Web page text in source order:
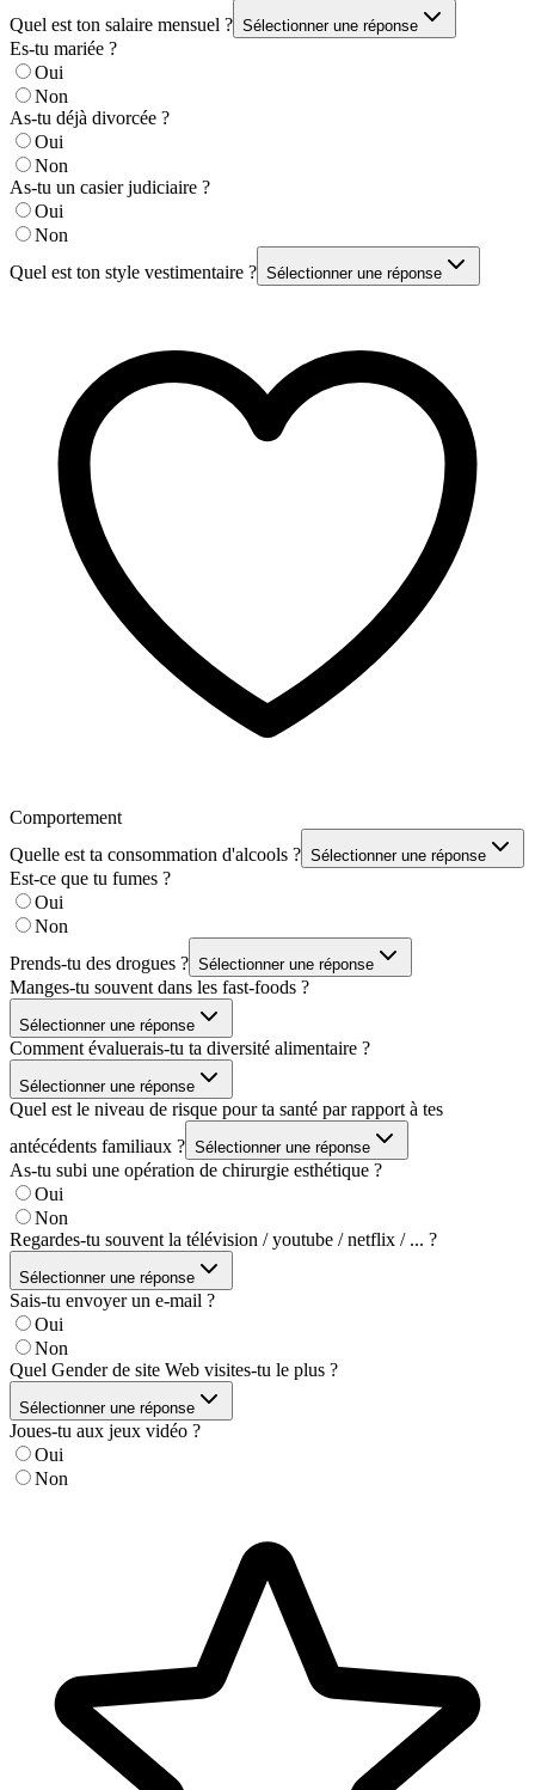
Quel est ton salaire mensuel ? Sélectionner une réponse
Es-tu mariée ?
Oui
Non
As-tu déjà divorcée ?
Oui
Non
As-tu un casier judiciaire ?
Oui
Non
Quel est ton style vestimentaire ? Sélectionner une réponse
Comportement
Quelle est ta consommation d'alcools ? Sélectionner une réponse
Est-ce que tu fumes ?
Oui
Non
Prends-tu des drogues ? Sélectionner une réponse
Manges-tu souvent dans les fast-foods ?
Sélectionner une réponse
Comment évaluerais-tu ta diversité alimentaire ?
Sélectionner une réponse
Quel est le niveau de risque pour ta santé par rapport à tes
antécédents familiaux ? Sélectionner une réponse
As-tu subi une opération de chirurgie esthétique ?
Oui
Non
Regardes-tu souvent la télévision / youtube / netflix / ... ?
Sélectionner une réponse
Sais-tu envoyer un e-mail ?
Oui
Non
Quel Gender de site Web visites-tu le plus ?
Sélectionner une réponse
Joues-tu aux jeux vidéo ?
Oui
Non